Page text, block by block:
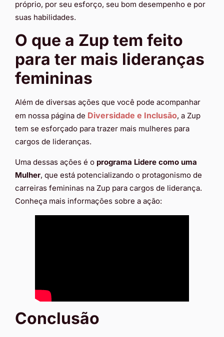
próprio, por seu esforço, seu bom desempenho e por
suas habilidades.
O que a Zup tem feito
para ter mais lideranças
femininas
Além de diversas ações que você pode acompanhar
em nossa página de Diversidade e Inclusão, a Zup
tem se esforçado para trazer mais mulheres para
cargos de lideranças.
Uma dessas ações é o programa Lidere como uma
Mulher, que está potencializando o protagonismo de
carreiras femininas na Zup para cargos de liderança.
Conheça mais informações sobre a ação:
Conclusão